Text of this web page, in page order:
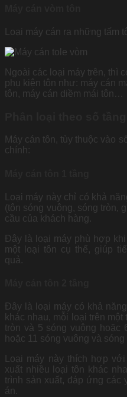
Loại máy cán ra những tấm
Ngoài các loại máy trên, thì
phụ kiện tôn như: máy cán
tôn, máy cán diềm mái tôn…
Máy cán tôn, tùy thuộc vào
chính:
Loại máy này chỉ có khả
(tôn sóng vuông, sóng tròn,
cầu của khách hàng.
Đây là loại máy phù hợp
một loại tôn cụ thể, giúp
quả.
Đây là loại máy có khả
khác nhau, mỗi loại trên
tròn và 5 sóng vuông hoặc
hoặc 11 sóng vuông và
Loại máy này thích hợp
xuất nhiều loại tôn khác
trình sản xuất, đáp ứng các
án.